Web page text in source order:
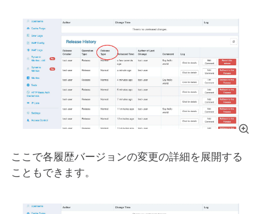
ここで各履歴バージョンの変更の詳細を展開する
こともできます。